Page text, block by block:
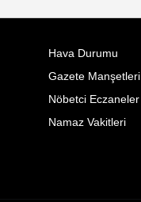
Hava Durumu
Gazete Manşetleri
Nöbetci Eczaneler
Namaz Vakitleri